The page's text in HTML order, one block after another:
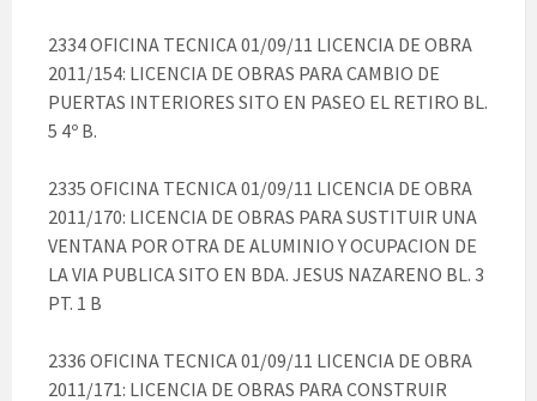
2334 OFICINA TECNICA 01/09/11 LICENCIA DE OBRA
2011/154: LICENCIA DE OBRAS PARA CAMBIO DE
PUERTAS INTERIORES SITO EN PASEO EL RETIRO BL.
5 4º B.
2335 OFICINA TECNICA 01/09/11 LICENCIA DE OBRA
2011/170: LICENCIA DE OBRAS PARA SUSTITUIR UNA
VENTANA POR OTRA DE ALUMINIO Y OCUPACION DE
LA VIA PUBLICA SITO EN BDA. JESUS NAZARENO BL. 3
PT. 1 B
2336 OFICINA TECNICA 01/09/11 LICENCIA DE OBRA
2011/171: LICENCIA DE OBRAS PARA CONSTRUIR